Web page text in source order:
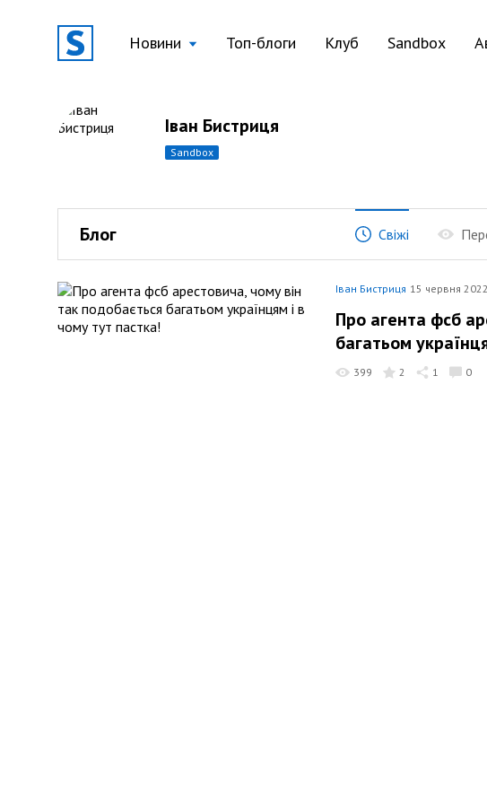
Новини Топ-блоги Клуб Sandbox
Іван Бистриця
sandbox
Блог Свіжі
Іван Бистриця 15 червня
Про агента фсб
багатьом
399 2 1 0